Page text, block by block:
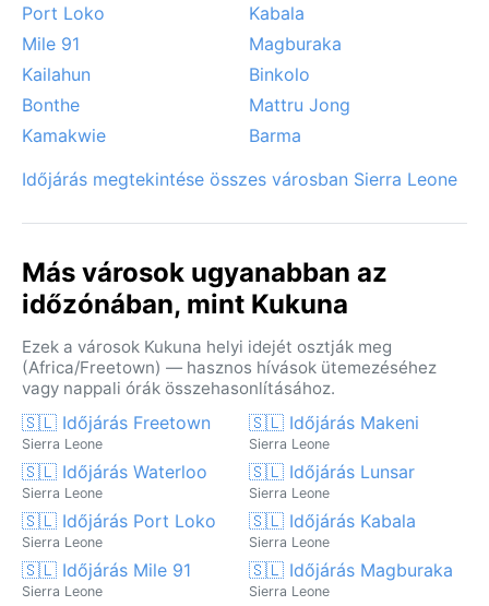
Port Loko
Kabala
Mile 91
Magburaka
Kailahun
Binkolo
Bonthe
Mattru Jong
Kamakwie
Barma
Időjárás megtekintése összes városban Sierra Leone
Más városok ugyanabban az
időzónában, mint Kukuna
Ezek a városok Kukuna helyi idejét osztják meg
(Africa/Freetown) — hasznos hívások ütemezéséhez
vagy nappali órák összehasonlításához.
🇸🇱 Időjárás Freetown
Sierra Leone
🇸🇱 Időjárás Makeni
Sierra Leone
🇸🇱 Időjárás Waterloo
Sierra Leone
🇸🇱 Időjárás Lunsar
Sierra Leone
🇸🇱 Időjárás Port Loko
Sierra Leone
🇸🇱 Időjárás Kabala
Sierra Leone
🇸🇱 Időjárás Mile 91
Sierra Leone
🇸🇱 Időjárás Magburaka
Sierra Leone